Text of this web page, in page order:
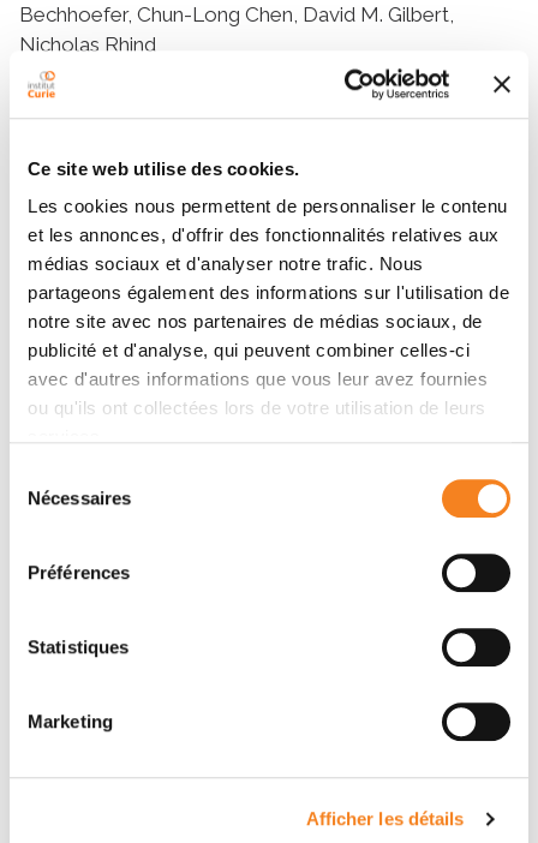
Ce site web utilise des cookies.
Les cookies nous permettent de personnaliser le contenu
et les annonces, d'offrir des fonctionnalités relatives aux
médias sociaux et d'analyser notre trafic. Nous
partageons également des informations sur l'utilisation de
notre site avec nos partenaires de médias sociaux, de
publicité et d'analyse, qui peuvent combiner celles-ci
avec d'autres informations que vous leur avez fournies
ou qu'ils ont collectées lors de votre utilisation de leurs
Nécessaires
Préférences
Statistiques
Marketing
Afficher les détails
Bechhoefer, Chun-Long Chen, David M. Gilbert,
Nicholas Rhind
Team
Replication program and genome
instability
CHUNLONG CHEN
Members